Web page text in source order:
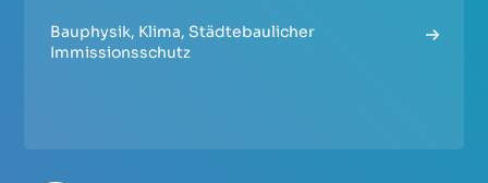
Bauphysik, Klima, Städtebaulicher
Immissionsschutz